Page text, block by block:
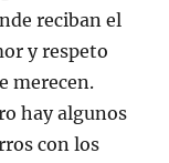
reciban el
y respeto
merecen.
hay algunos
con los